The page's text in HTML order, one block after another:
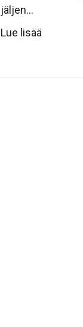
jäljen...
Lue lisää